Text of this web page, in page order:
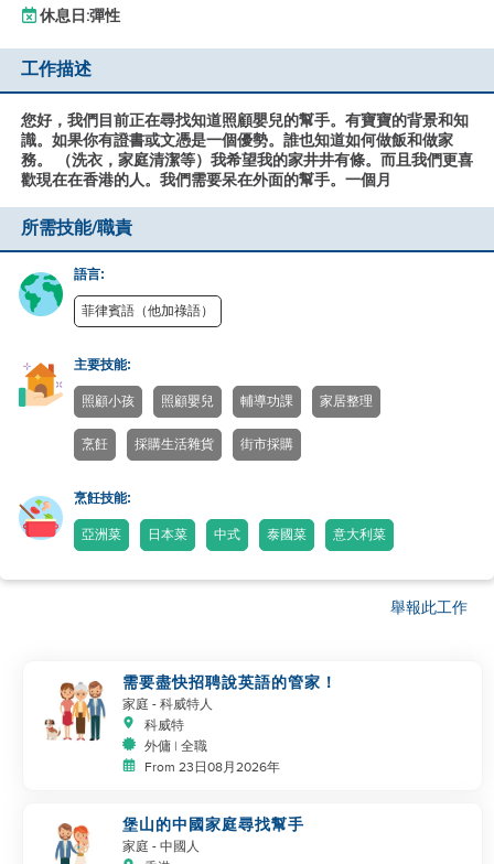
休息日:彈性
工作描述
您好，我們目前正在尋找知道照顧嬰兒的幫手。有寶寶的背景和知
識。如果你有證書或文憑是一個優勢。誰也知道如何做飯和做家
務。 （洗衣，家庭清潔等）我希望我的家井井有條。而且我們更喜
歡現在在香港的人。我們需要呆在外面的幫手。一個月
所需技能/職責
語言:
菲律賓語（他加祿語）
主要技能:
照顧小孩 照顧嬰兒 輔導功課 家居整理
烹飪 採購生活雜貨 街市採購
烹飪技能:
亞洲菜 日本菜 中式 泰國菜 意大利菜
舉報此工作
需要盡快招聘說英語的管家！
家庭 - 科威特人
科威特
外傭 | 全職
From 23日08月2026年
堡山的中國家庭尋找幫手
家庭 - 中國人